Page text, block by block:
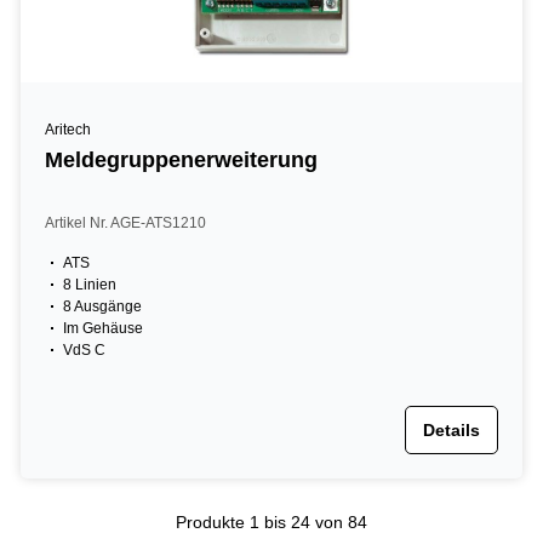
Aritech
Meldegruppenerweiterung
Artikel Nr. AGE-ATS1210
ATS
8 Linien
8 Ausgänge
Im Gehäuse
VdS C
Details
Produkte 1 bis 24 von 84